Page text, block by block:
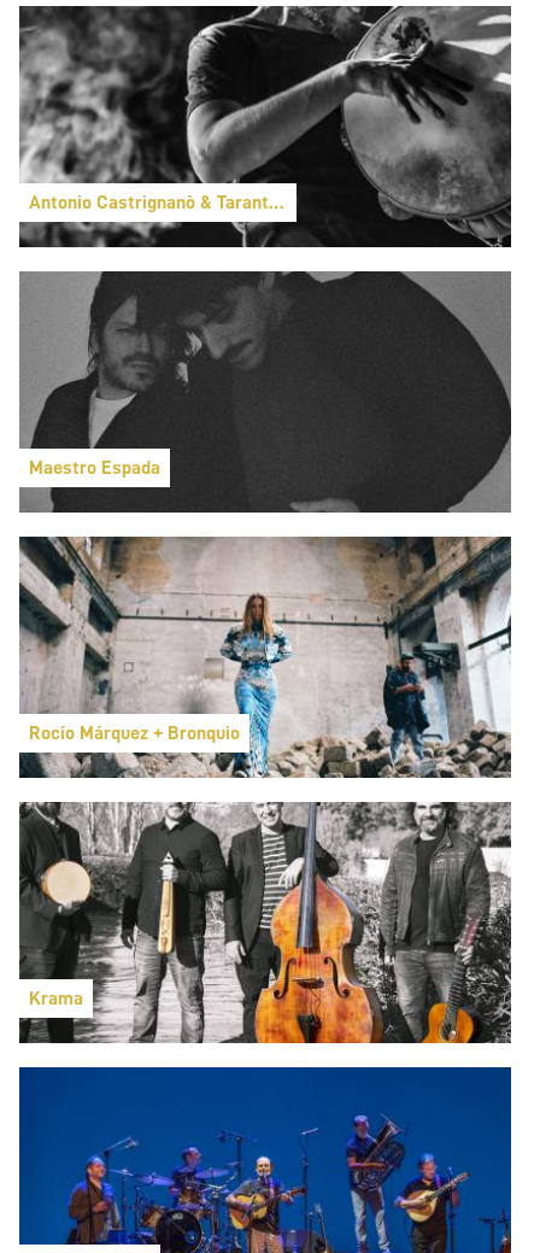
Antonio Castrignanò & Taranta Sounds
Maestro Espada
Rocío Márquez + Bronquio
Krama